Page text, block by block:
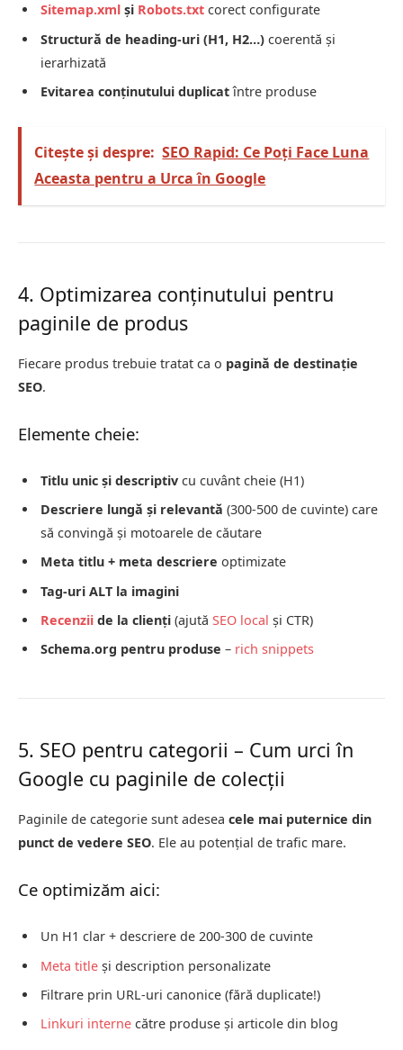
Sitemap.xml și Robots.txt corect configurate
Structură de heading-uri (H1, H2…) coerentă și
ierarhizată
Evitarea conținutului duplicatîntre produse
Citește și despre: SEO Rapid: Ce Poți Face Luna
Aceasta pentru a Urca în Google
4. Optimizarea conținutului pentru
paginile de produs
Fiecare produs trebuie tratat ca o pagină de destinație
SEO.
Elemente cheie:
Titlu unic și descriptiv cu cuvânt cheie (H1)
Descriere lungă și relevantă (300-500 de cuvinte) care
să convingă și motoarele de căutare
Meta titlu + meta descriere optimizate
Tag-uri ALT la imagini
Recenzii de la clienți (ajută SEO local și CTR)
Schema.org pentru produse – rich snippets
5. SEO pentru categorii – Cum urci în
Google cu paginile de colecții
Paginile de categorie sunt adesea cele mai puternice din
punct de vedere SEO. Ele au potențial de trafic mare.
Ce optimizăm aici:
Un H1 clar + descriere de 200-300 de cuvinte
Meta title și description personalizate
Filtrare prin URL-uri canonice (fără duplicate!)
Linkuri interne către produse și articole din blog